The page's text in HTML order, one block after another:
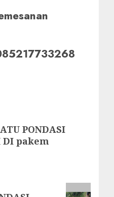
PONDASI
DI pakem